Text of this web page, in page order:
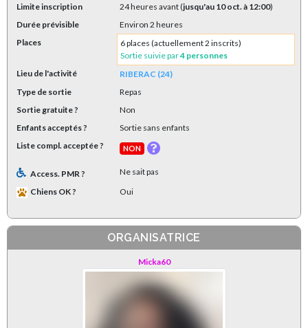
Limite inscription
24 heures avant (jusqu'au 10 oct. à 12:00)
Durée prévisible
Environ 2 heures
Places
6 places (actuellement 2 inscrits)
Sortie suivie par4 personnes
Lieu de l'activité
RIBERAC (24)
Type de sortie
Repas
Sortie gratuite ?
Non
Enfants acceptés ?
Sortie sans enfants
Liste compl. acceptée ?
NON
Access. PMR ?
Ne sait pas
Chiens OK ?
Oui
ORGANISATRICE
Micka60